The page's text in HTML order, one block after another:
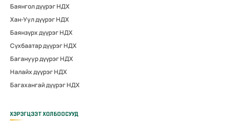
Баянгол дүүрэг НДХ
Хан-Уул дүүрэг НДХ
Баянзүрх дүүрэг НДХ
Сүхбаатар дүүрэг НДХ
Багануур дүүрэг НДХ
Налайх дүүрэг НДХ
Багахангай дүүрэг НДХ
ХЭРЭГЦЭЭТ ХОЛБООСУУД